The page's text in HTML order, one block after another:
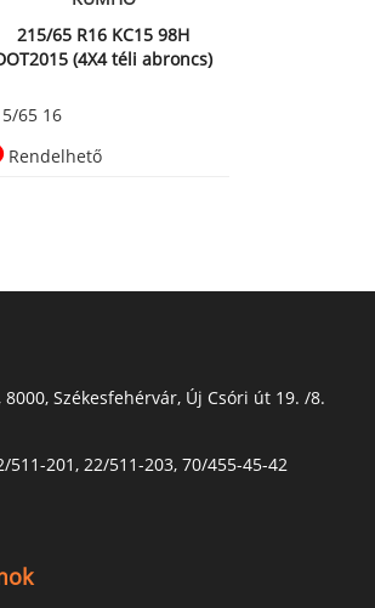
215/65 R16 KC15 98H
(4X4 téli abroncs)
65 16
Rendelhető
Székesfehérvár, Új Csóri út 19. /8.
511-201, 22/511-203, 70/455-45-42